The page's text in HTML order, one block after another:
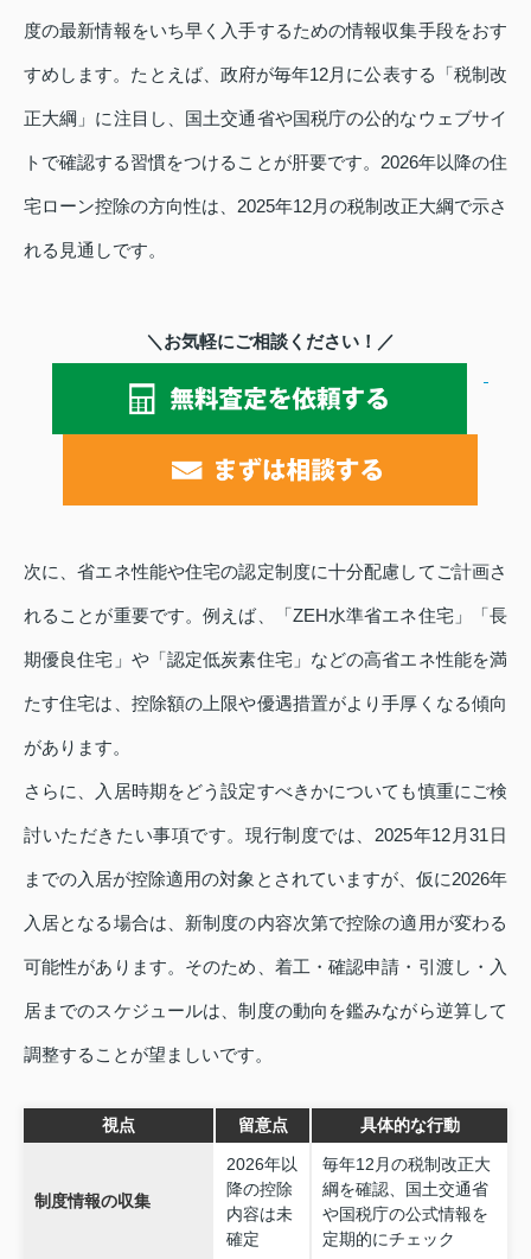
度の最新情報をいち早く入手するための情報収集手段をおす
すめします。たとえば、政府が毎年12月に公表する「税制改
正大綱」に注目し、国土交通省や国税庁の公的なウェブサイ
トで確認する習慣をつけることが肝要です。2026年以降の住
宅ローン控除の方向性は、2025年12月の税制改正大綱で示さ
れる見通しです。
＼お気軽にご相談ください！／
次に、省エネ性能や住宅の認定制度に十分配慮してご計画さ
れることが重要です。例えば、「ZEH水準省エネ住宅」「長
期優良住宅」や「認定低炭素住宅」などの高省エネ性能を満
たす住宅は、控除額の上限や優遇措置がより手厚くなる傾向
があります。
さらに、入居時期をどう設定すべきかについても慎重にご検
討いただきたい事項です。現行制度では、2025年12月31日
までの入居が控除適用の対象とされていますが、仮に2026年
入居となる場合は、新制度の内容次第で控除の適用が変わる
可能性があります。そのため、着工・確認申請・引渡し・入
居までのスケジュールは、制度の動向を鑑みながら逆算して
調整することが望ましいです。
視点 留意点 具体的な行動
制度情報の収集
2026年以
降の控除
内容は未
確定
毎年12月の税制改正大
綱を確認、国土交通省
や国税庁の公式情報を
定期的にチェック